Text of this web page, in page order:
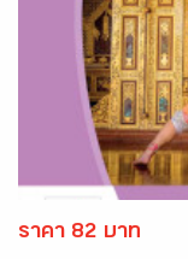
ราคา 82 บาท